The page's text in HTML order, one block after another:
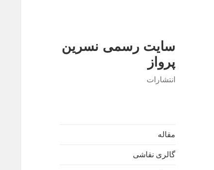
سایت رسمی نسرین
پرواز
انتشارات
مقاله
گالری نقاشی